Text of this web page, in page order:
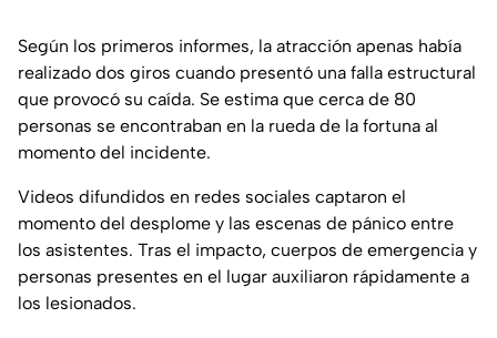
Según los primeros informes, la atracción apenas había
realizado dos giros cuando presentó una falla estructural
que provocó su caída. Se estima que cerca de 80
personas se encontraban en la rueda de la fortuna al
momento del incidente.
Videos difundidos en redes sociales captaron el
momento del desplome y las escenas de pánico entre
los asistentes. Tras el impacto, cuerpos de emergencia y
personas presentes en el lugar auxiliaron rápidamente a
los lesionados.